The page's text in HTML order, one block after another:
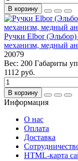
В корзину
Ручки Elbor
механизм, медный
20079
Вес: 200 Габариты
1112 руб.
В корзину
Информация
О нас
Оплата
Доставка
HTML-карта